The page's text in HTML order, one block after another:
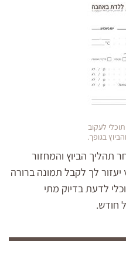
לעקוב
בגופך.
תהליך הביוץ והמחזור
יעזור לך לקבל תמונה ברורה
לדעת בדיוק מתי
חודש.